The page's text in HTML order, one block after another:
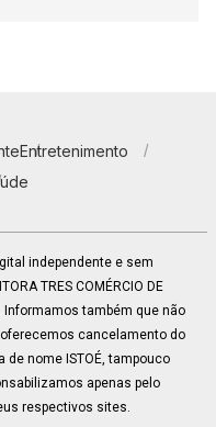
Entretenimento
independente e sem
TRES COMÉRCIO DE
Informamos também que não
cancelamento do
nome ISTOÉ, tampouco
apenas pelo
respectivos sites.